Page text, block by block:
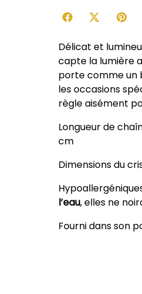
Délicat et
capte la lumière
porte comme un
les occasions
règle aisément
Longueur de
cm
Dimensions du
l’eau, elles ne
Fourni dans son